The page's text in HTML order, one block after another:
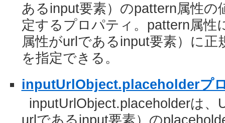
あるinput要素）のpattern属性の
定するプロパティ。pattern属性
属性がurlであるinput要素）に正
を指定できる。
inputUrlObject.placeholderプ
inputUrlObject.placeholderは、
urlであるinput要素）の